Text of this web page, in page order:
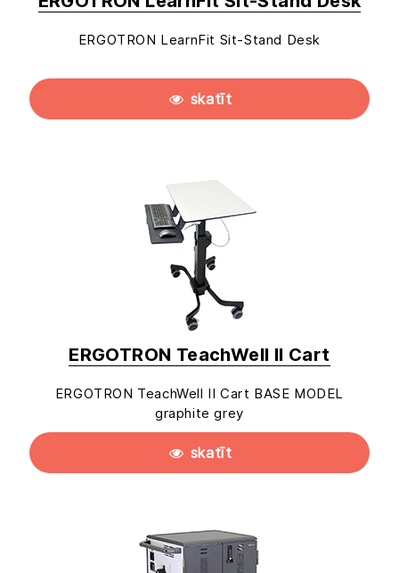
ERGOTRON LearnFit Sit-Stand Desk
skatīt
ERGOTRON TeachWell II Cart
ERGOTRON TeachWell II Cart BASE MODEL
graphite grey
skatīt